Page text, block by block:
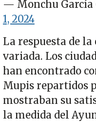
— Monchu García
1, 2024
La respuesta de
variada. Los
han encontrado
Mupis repartidos
mostraban su
la medida del